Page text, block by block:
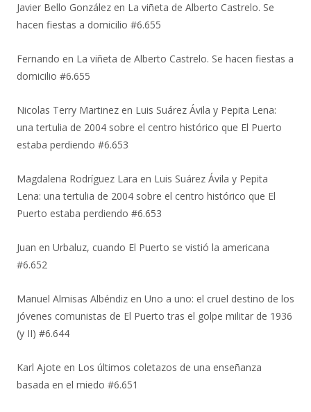
Javier Bello González en La viñeta de Alberto Castrelo. Se
hacen fiestas a domicilio #6.655
Fernando en La viñeta de Alberto Castrelo. Se hacen fiestas a
domicilio #6.655
Nicolas Terry Martinez en Luis Suárez Ávila y Pepita Lena:
una tertulia de 2004 sobre el centro histórico que El Puerto
estaba perdiendo #6.653
Magdalena Rodríguez Lara en Luis Suárez Ávila y Pepita
Lena: una tertulia de 2004 sobre el centro histórico que El
Puerto estaba perdiendo #6.653
Juan en Urbaluz, cuando El Puerto se vistió la americana
#6.652
Manuel Almisas Albéndiz en Uno a uno: el cruel destino de los
jóvenes comunistas de El Puerto tras el golpe militar de 1936
(y II) #6.644
Karl Ajote en Los últimos coletazos de una enseñanza
basada en el miedo #6.651